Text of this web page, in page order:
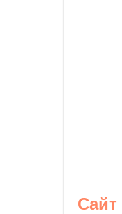
Сайт